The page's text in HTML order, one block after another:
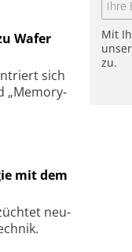
Wafer
sich
„Memory-
mit dem
neu­
Mit
zu.